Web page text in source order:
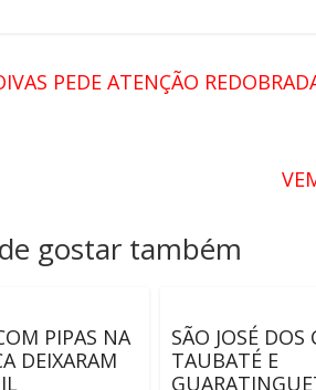
PEDE ATENÇÃO
gostar também
PIPAS NA
DEIXARAM
SÃO JOSÉ DOS
TAUBATÉ E